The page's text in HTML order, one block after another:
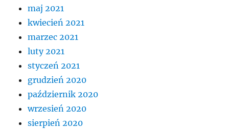
maj 2021
kwiecień 2021
marzec 2021
luty 2021
styczeń 2021
grudzień 2020
październik 2020
wrzesień 2020
sierpień 2020